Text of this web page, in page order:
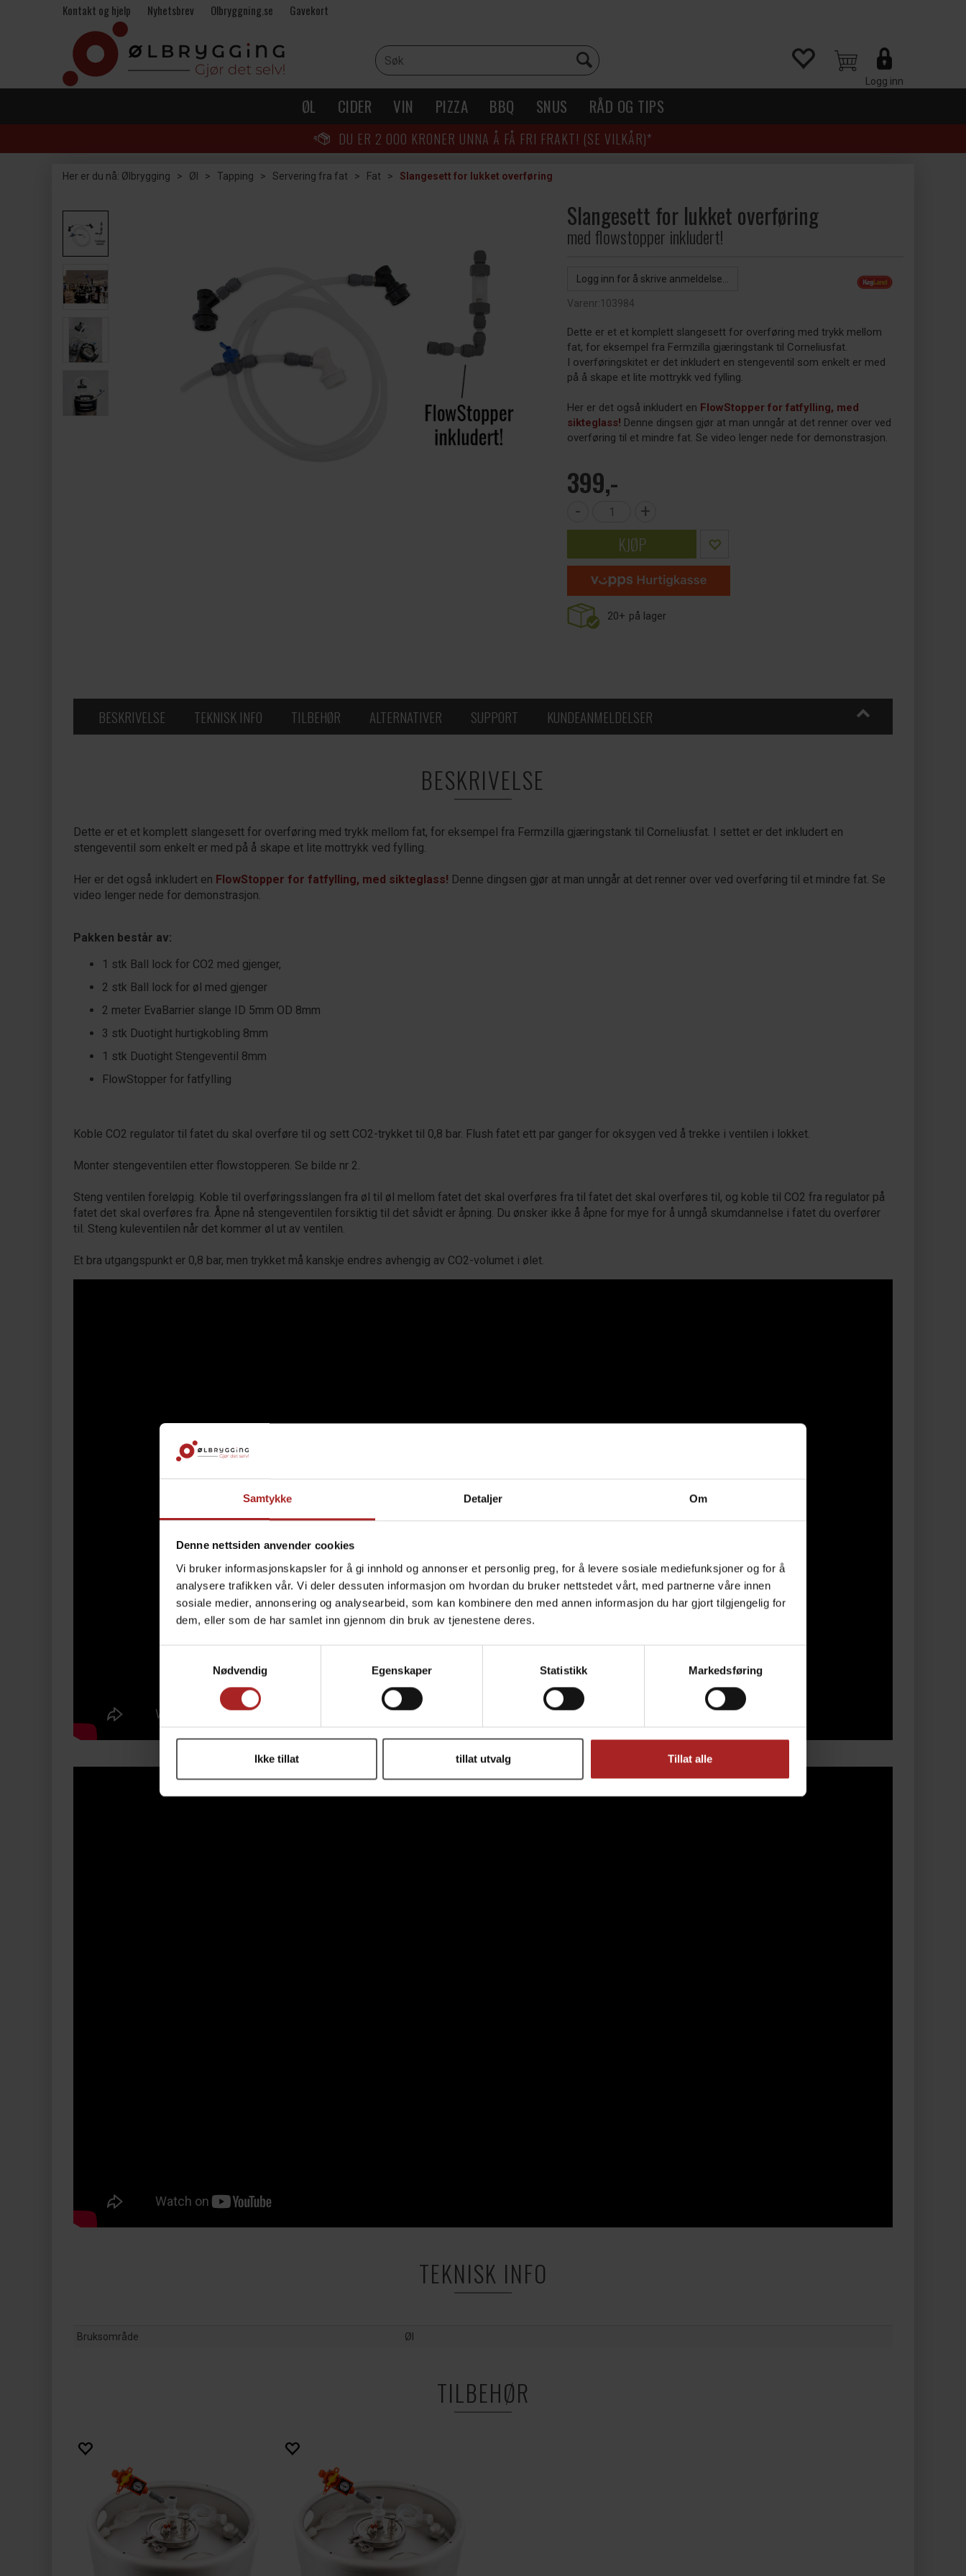
Samtykke Detaljer Om
Denne nettsiden anvender cookies
Vi bruker informasjonskapsler for å gi innhold og annonser et personlig preg, for å levere sosiale mediefunksjoner og for å
analysere trafikken vår. Vi deler dessuten informasjon om hvordan du bruker nettstedet vårt, med partnerne våre innen
sosiale medier, annonsering og analysearbeid, som kan kombinere den med annen informasjon du har gjort tilgjengelig for
dem, eller som de har samlet inn gjennom din bruk av tjenestene deres.
Nødvendig
Egenskaper Statistikk Markedsføring
Ikke tillat tillat utvalg Tillat alle
Kontakt og hjelp Nyhetsbrev Olbryggning.se Gavekort
Logg inn
ØL CIDER VIN PIZZA BBQ SNUS RÅD OG TIPS
DU ER 2 000 KRONER UNNA Å FÅ FRI FRAKT! (SE VILKÅR)*
Her er du nå: Ølbrygging > Øl > Tapping > Servering fra fat > Fat > Slangesett for lukket overføring
Slangesett for lukket overføring
med flowstopper inkludert!
Logg inn for å skrive anmeldelse...
Varenr:103984
Dette er et et komplett slangesett for overføring med trykk mellom
fat, for eksempel fra Fermzilla gjæringstank til Corneliusfat.
I overføringskitet er det inkludert en stengeventil som enkelt er med
på å skape et lite mottrykk ved fylling.
Her er det også inkludert en FlowStopper for fatfylling, med
sikteglass! Denne dingsen gjør at man unngår at det renner over ved
overføring til et mindre fat. Se video lenger nede for demonstrasjon.
399,-
- +
KJØP
20+ på lager
BESKRIVELSE TEKNISK INFO TILBEHØR ALTERNATIVER SUPPORT KUNDEANMELDELSER
BESKRIVELSE
Dette er et et komplett slangesett for overføring med trykk mellom fat, for eksempel fra Fermzilla gjæringstank til Corneliusfat. I settet er det inkludert en
stengeventil som enkelt er med på å skape et lite mottrykk ved fylling.
Her er det også inkludert en FlowStopper for fatfylling, med sikteglass! Denne dingsen gjør at man unngår at det renner over ved overføring til et mindre fat. Se
video lenger nede for demonstrasjon.
Pakken består av:
1 stk Ball lock for CO2 med gjenger,
2 stk Ball lock for øl med gjenger
2 meter EvaBarrier slange ID 5mm OD 8mm
3 stk Duotight hurtigkobling 8mm
1 stk Duotight Stengeventil 8mm
FlowStopper for fatfylling
Koble CO2 regulator til fatet du skal overføre til og sett CO2-trykket til 0,8 bar. Flush fatet ett par ganger for oksygen ved å trekke i ventilen i lokket.
Monter stengeventilen etter flowstopperen. Se bilde nr 2.
Steng ventilen foreløpig. Koble til overføringsslangen fra øl til øl mellom fatet det skal overføres fra til fatet det skal overføres til, og koble til CO2 fra regulator på
fatet det skal overføres fra. Åpne nå stengeventilen forsiktig til det såvidt er åpning. Du ønsker ikke å åpne for mye for å unngå skumdannelse i fatet du overfører
til. Steng kuleventilen når det kommer øl ut av ventilen.
Et bra utgangspunkt er 0,8 bar, men trykket må kanskje endres avhengig av CO2-volumet i ølet.
TEKNISK INFO
Bruksområde Øl
TILBEHØR